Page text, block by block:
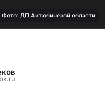
Фото: ДП Актюбинской области